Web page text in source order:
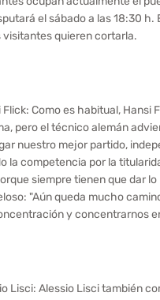
el sábado a las 18:30
quieren cortarla.
Flick: Como es habitual,
pero el técnico alemán
nuestro mejor partido,
la competencia por la
siempre tienen que dar
"Aún queda mucho
y concentrarnos
Lisci: Alessio Lisci también